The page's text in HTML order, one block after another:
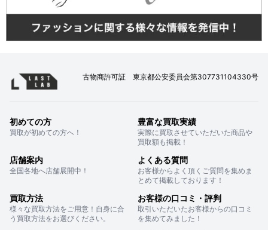
古物商許可証 東京都公安委員会第307731104330号
初めての方
買取が初めての方へ！
豊富な買取実績
実際に買取させていただいた商品や
買取額も掲載！
店舗案内
全国各地へ店舗展開中！
よくある質問
お客様からよく頂くご質問を集めま
とめて掲載しております！
買取方法
様々な買取方法をご用意！自身に合
う買取方法をお選びください。
お客様の口コミ・評判
取引いただいたお客様からの口コミ
を集めてみました！